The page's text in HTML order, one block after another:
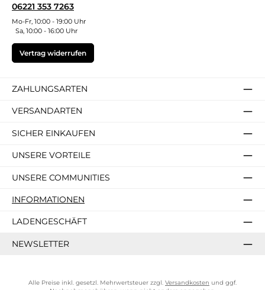
06221 353 7263
Mo-Fr, 10:00 - 19:00 Uhr
Sa, 10:00 - 16:00 Uhr
Vertrag widerrufen
ZAHLUNGSARTEN
VERSANDARTEN
SICHER EINKAUFEN
UNSERE VORTEILE
UNSERE COMMUNITIES
INFORMATIONEN
LADENGESCHÄFT
NEWSLETTER
Alle Preise inkl. gesetzl. Mehrwertsteuer zzgl. Versandkosten und ggf.